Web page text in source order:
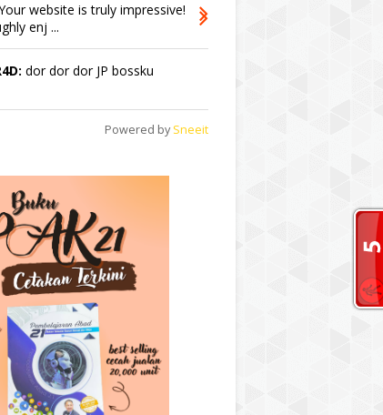
website is truly impressive!
enj ...
dor dor dor JP bossku
Powered by Sneeit